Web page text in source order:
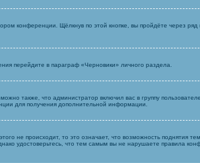
конференции. Щёлкнув по этой кнопке, вы пройдёте через
перейдите в параграф «Черновики» личного раздела.
также, что администратор включил вас в группу
для получения дополнительной информации.
не происходит, то это означает, что возможность поднятия
удостоверьтесь, что тем самым вы не нарушаете правила